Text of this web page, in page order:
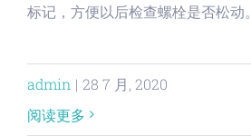
标记，方便以后检查螺栓是否松动。
admin | 28 7 月, 2020
阅读更多